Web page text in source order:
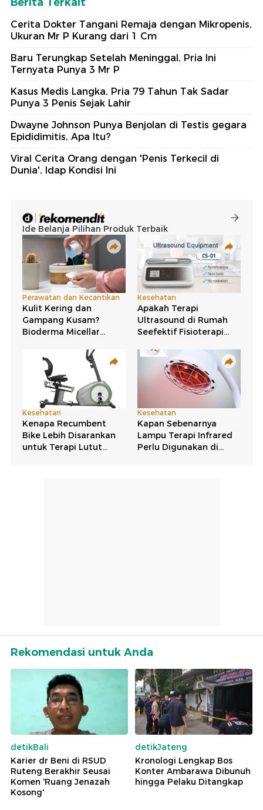
Cerita Dokter Tangani Remaja dengan Mikropenis,
Ukuran Mr P Kurang dari 1 Cm
Baru Terungkap Setelah Meninggal, Pria Ini
Ternyata Punya 3 Mr P
Kasus Medis Langka, Pria 79 Tahun Tak Sadar
Punya 3 Penis Sejak Lahir
Dwayne Johnson Punya Benjolan di Testis gegara
Epididimitis, Apa Itu?
Viral Cerita Orang dengan 'Penis Terkecil di
Dunia', Idap Kondisi Ini
Rekomendasi untuk Anda
detikBali
Karier dr Beni di RSUD
Ruteng Berakhir Seusai
Komen 'Ruang Jenazah
Kosong'
detikJateng
Kronologi Lengkap Bos
Konter Ambarawa Dibunuh
hingga Pelaku Ditangkap